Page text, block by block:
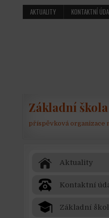
Skip to content
AKTUALITY KONTAKTNÍ
Základní
příspěvková organizace
Aktuality
Kontaktní
Základní